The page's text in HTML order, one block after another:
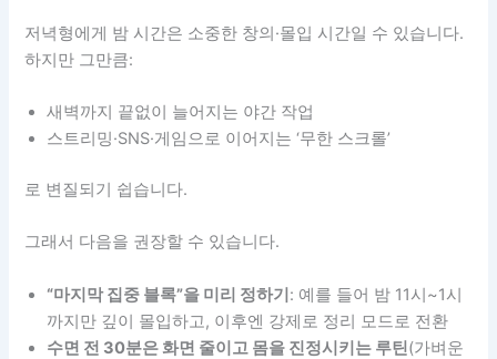
저녁형에게 밤 시간은 소중한 창의·몰입 시간일 수 있습니다.
하지만 그만큼:
새벽까지 끝없이 늘어지는 야간 작업
스트리밍·SNS·게임으로 이어지는 ‘무한 스크롤’
로 변질되기 쉽습니다.
그래서 다음을 권장할 수 있습니다.
“마지막 집중 블록”을 미리 정하기 : 예를 들어 밤 11시~1시
까지만 깊이 몰입하고, 이후엔 강제로 정리 모드로 전환
수면 전 30분은 화면 줄이고 몸을 진정시키는 루틴(가벼운